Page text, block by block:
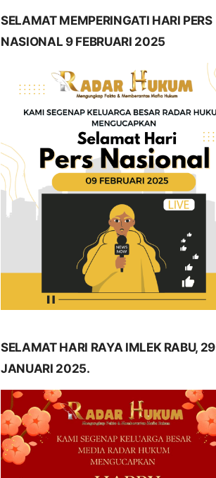
SELAMAT MEMPERINGATI HARI PERS
NASIONAL 9 FEBRUARI 2025
SELAMAT HARI RAYA IMLEK RABU, 29
JANUARI 2025.